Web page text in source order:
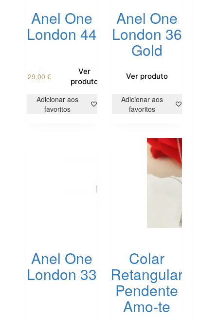
Anel One
London 44
29,00€
Ver
produto
product
multiple
variants.
Adicionar aos
favoritos
Anel One
London 36
Gold
Ver produto
Adicionar aos
favoritos
Anel One
London 33
Colar
Retangular
Pendente
Amo-te